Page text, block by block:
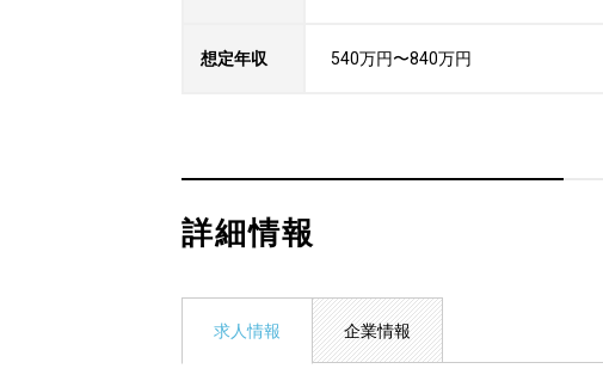
想定年収 540万円〜840万円
詳細情報
求人情報 企業情報